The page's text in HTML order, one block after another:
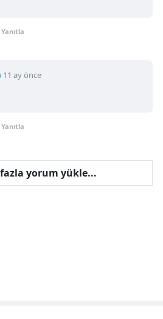
Yanıtla
11 ay önce
Yanıtla
yorum yükle...